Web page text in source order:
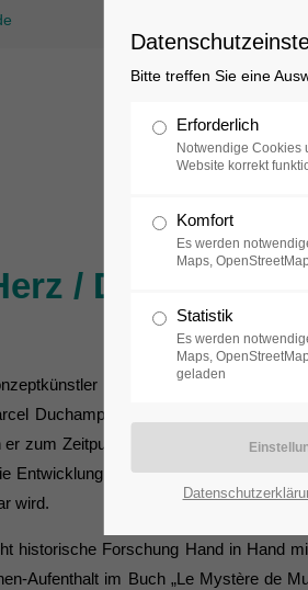
Sammlung
/ Duchamp.
Rudolf Herz ließ von 17
Duchamp fertigen: eine ironische
er zum Zeitpunkt der Aufnahme 1912 in
Entwicklung vorweg, die durch seine
wird.
historische Forschung Hand in Hand
Aufenthalt im Buch „Le Mystère de
Bitte treffen Sie eine
Erforderlich
Notwendige Cookies
Website korrekt
Komfort
Es werden
Maps,
Statistik
Es werden
Maps,
geladen